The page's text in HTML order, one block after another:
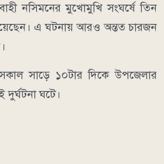
নসিমনের মুখোমুখি সংঘর্ষে তিন
এ ঘটনায় আরও অন্তত চারজন
সাড়ে ১০টার দিকে উপজেলার
ঘটে।